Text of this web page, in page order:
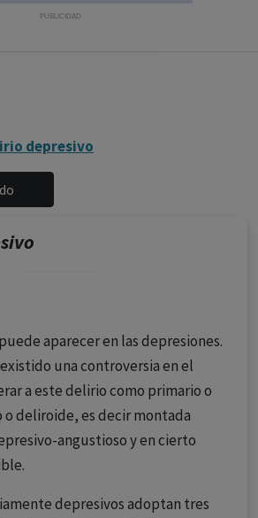
PUBLICIDAD
depresivo
aparecer en las depresiones.
una controversia en el
a este delirio como primario o
o deliroide, es decir montada
angustioso y en cierto
depresivos adoptan tres